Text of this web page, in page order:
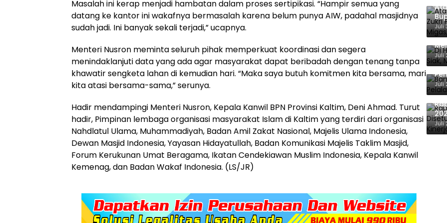
Masalah ini kerap menjadi hambatan dalam proses sertipikasi. “Hampir semua yang
datang ke kantor ini wakafnya bermasalah karena belum punya AIW, padahal masjidnya
sudah jadi. Ini banyak sekali terjadi,” ucapnya.
Menteri Nusron meminta seluruh pihak memperkuat koordinasi dan segera
menindaklanjuti data yang ada agar masyarakat dapat beribadah dengan tenang tanpa
khawatir sengketa lahan di kemudian hari. “Maka saya butuh komitmen kita bersama, mari
kita atasi bersama-sama,” serunya.
Hadir mendampingi Menteri Nusron, Kepala Kanwil BPN Provinsi Kaltim, Deni Ahmad. Turut
hadir, Pimpinan lembaga organisasi masyarakat Islam di Kaltim yang terdiri dari organisasi
Nahdlatul Ulama, Muhammadiyah, Badan Amil Zakat Nasional, Majelis Ulama Indonesia,
Dewan Masjid Indonesia, Yayasan Hidayatullah, Badan Komunikasi Majelis Taklim Masjid,
Forum Kerukunan Umat Beragama, Ikatan Cendekiawan Muslim Indonesia, Kepala Kanwil
Kemenag, dan Badan Wakaf Indonesia. (LS/JR)
Juli
Di
Juli
Juli
Juli